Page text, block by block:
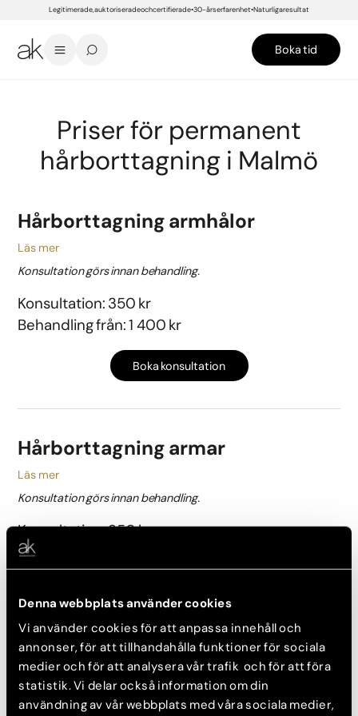
Denna webbplats använder cookies
Vi använder cookies för att anpassa innehåll och
annonser, för att tillhandahålla funktioner för sociala
medier och för att analysera vår trafik och för att föra
statistik. Vi delar också information om din
användning av vår webbplats med våra sociala medier,
Legitimerade, auktoriserade och certifierade 30-års erfarenhet Naturliga resultat
Boka tid
Priser för permanent
hårborttagning i Malmö
Hårborttagning armhålor
Läs mer
Konsultation görs innan behandling.
Konsultation: 350 kr
Behandling från: 1 400 kr
Boka konsultation
Hårborttagning armar
Läs mer
Konsultation görs innan behandling.
Konsultation: 350 kr
Behandling från: 2 100 kr
Hårborttagning lår
Läs mer